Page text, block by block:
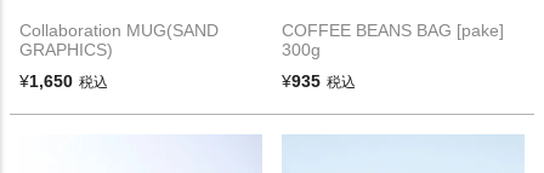
Collaboration MUG(SAND
GRAPHICS)
¥1,650 税込
COFFEE BEANS BAG [pake]
300g
¥935 税込